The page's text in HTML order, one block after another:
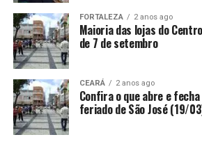
FORTALEZA 2 anos ago
Maioria das lojas do
de 7 de setembro
CEARÁ 2 anos ago
Confira o que abre e
feriado de São José (19/